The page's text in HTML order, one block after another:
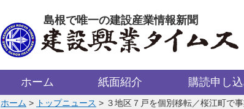
島根で唯一の建設産業情報新聞
ホーム 紙面紹介 購読申し
このページの位置:
ホーム > トップニュース > ３地区７戸を個別移転／桜江町で